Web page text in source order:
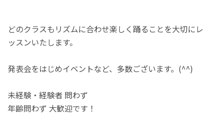
どのクラスもリズムに合わせ楽しく踊ることを大切にレ
ッスンいたします。
発表会をはじめイベントなど、多数ございます。(^^)
未経験・経験者 問わず
年齢問わず 大歓迎です！